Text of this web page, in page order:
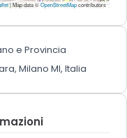
|Map data ©OpenStreetMapcontributors
e Provincia
Milano MI, Italia